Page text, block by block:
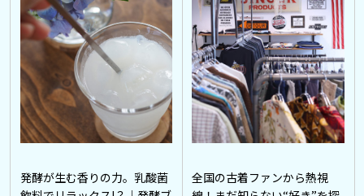
発酵が生む香りの力。乳酸菌
全国の古着ファンから熱視